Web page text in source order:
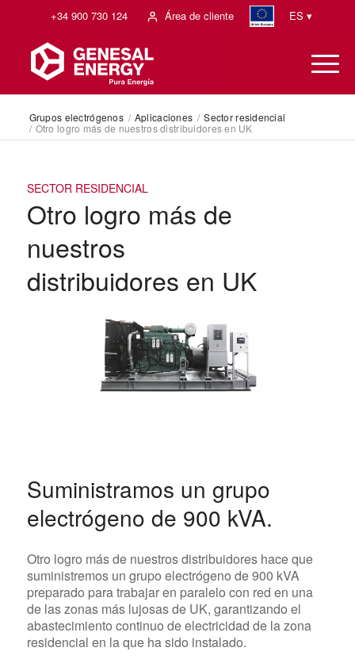
+34 900 730 124 Área de cliente ES ▾
Grupos electrógenos / Aplicaciones / Sector residencial
/ Otro logro más de nuestros distribuidores en UK
SECTOR RESIDENCIAL
Otro logro más de
nuestros
distribuidores en UK
Suministramos un grupo
electrógeno de 900 kVA.
Otro logro más de nuestros distribuidores hace que
suministremos un grupo electrógeno de 900 kVA
preparado para trabajar en paralelo con red en una
de las zonas más lujosas de UK, garantizando el
abastecimiento continuo de electricidad de la zona
residencial en la que ha sido instalado.